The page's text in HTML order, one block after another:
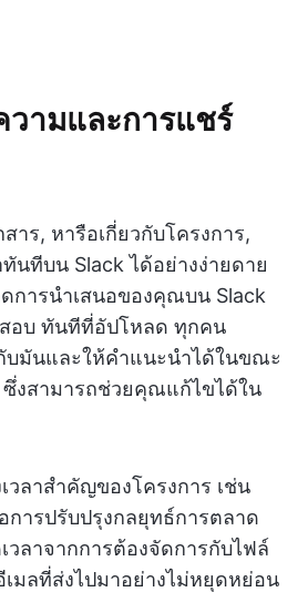
วามและการแชร์
าร, หารือเกี่ยวกับโครงการ,
นทีบน Slack ได้อย่างง่ายดาย
ารนำเสนอของคุณบน Slack
อบ ทันทีที่อัปโหลด ทุกคน
บมันและให้คำแนะนำได้ในขณะ
ซึ่งสามารถช่วยคุณแก้ไขได้ใน
วลาสำคัญของโครงการ เช่น
การปรับปรุงกลยุทธ์การตลาด
ลาจากการต้องจัดการกับไฟล์
เมลที่ส่งไปมาอย่างไม่หยุดหย่อน